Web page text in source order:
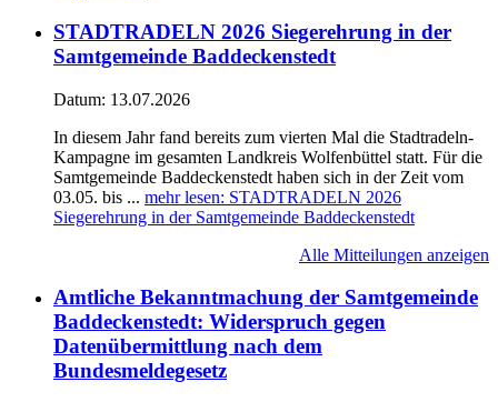
STADTRADELN 2026 Siegerehrung in der
Samtgemeinde Baddeckenstedt
Datum: 13.07.2026
In diesem Jahr fand bereits zum vierten Mal die Stadtradeln-
Kampagne im gesamten Landkreis Wolfenbüttel statt. Für die
Samtgemeinde Baddeckenstedt haben sich in der Zeit vom
03.05. bis ... mehr lesen: STADTRADELN 2026
Siegerehrung in der Samtgemeinde Baddeckenstedt
Alle Mitteilungen anzeigen
Amtliche Bekanntmachung der Samtgemeinde
Baddeckenstedt: Widerspruch gegen
Datenübermittlung nach dem
Bundesmeldegesetz